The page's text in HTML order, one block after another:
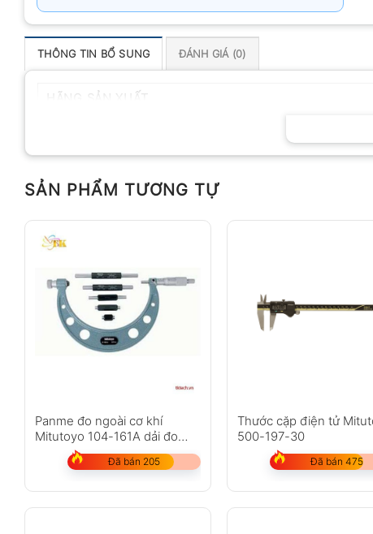
THÔNG TIN BỔ SUNG ĐÁNH GIÁ (0)
SẢN PHẨM TƯƠNG TỰ
Panme đo ngoài cơ khí
Mitutoyo 104-161A dải đo
50-150mm
Đã bán 205
Thước cặp điện tử
500-197-30
Đã bán 475